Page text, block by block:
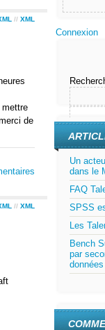
// XML
mettre
de
// XML
Connexion
Un
dans le
FAQ
SPSS
Les
Bench
par